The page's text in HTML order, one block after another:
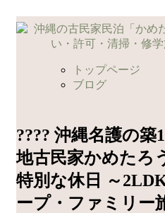
コ
ン
ッ
プ
トップページ
ブログ
???? 沖縄名護の築
地古民家かめたろ
特別な休日 ～
ープ・ファミリー